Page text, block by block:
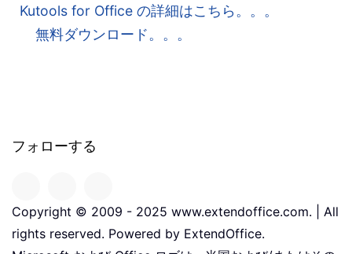
Kutools for Office の詳細はこちら。。。
無料ダウンロード。。。
フォローする
Copyright © 2009 - 2025 www.extendoffice.com. | All
rights reserved. Powered by ExtendOffice.